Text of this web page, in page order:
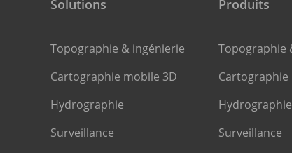
Solutions
Topographie & ingénierie
Cartographie mobile 3D
Hydrographie
Surveillance
Produits
Topographie
Cartographie
Hydrographie
Surveillance